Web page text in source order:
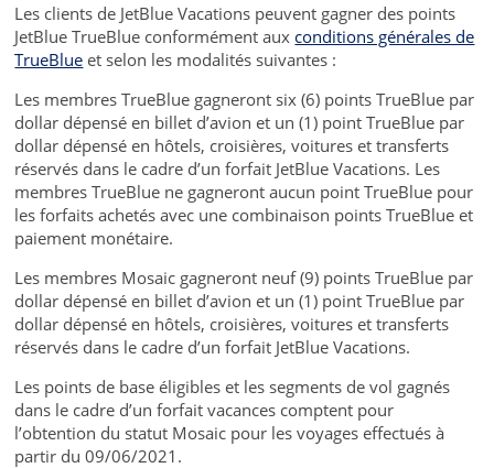
Les clients de JetBlue Vacations peuvent gagner des points
JetBlue TrueBlue conformément aux conditions générales de
TrueBlue et selon les modalités suivantes :
Les membres TrueBlue gagneront six (6) points TrueBlue par
dollar dépensé en billet d’avion et un (1) point TrueBlue par
dollar dépensé en hôtels, croisières, voitures et transferts
réservés dans le cadre d’un forfait JetBlue Vacations. Les
membres TrueBlue ne gagneront aucun point TrueBlue pour
les forfaits achetés avec une combinaison points TrueBlue et
paiement monétaire.
Les membres Mosaic gagneront neuf (9) points TrueBlue par
dollar dépensé en billet d’avion et un (1) point TrueBlue par
dollar dépensé en hôtels, croisières, voitures et transferts
réservés dans le cadre d’un forfait JetBlue Vacations.
Les points de base éligibles et les segments de vol gagnés
dans le cadre d’un forfait vacances comptent pour
l’obtention du statut Mosaic pour les voyages effectués à
partir du 09/06/2021.